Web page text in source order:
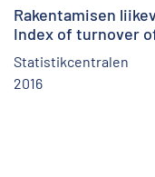
Rakentamisen
Index of turnover
Statistikcentralen
2016